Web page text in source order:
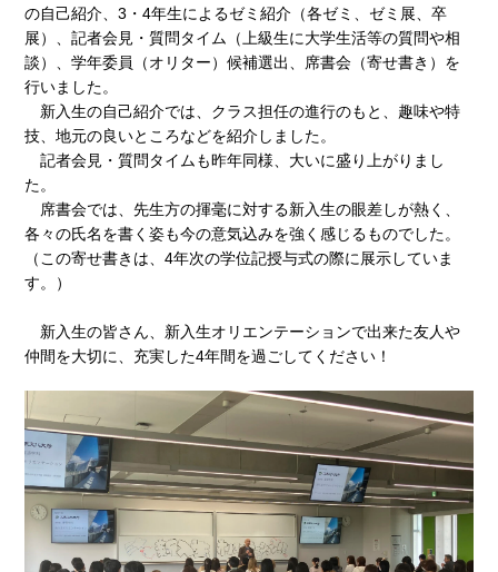
の自己紹介、3・4年生によるゼミ紹介（各ゼミ、ゼミ展、卒
展）、記者会見・質問タイム（上級生に大学生活等の質問や相
談）、学年委員（オリター）候補選出、席書会（寄せ書き）を
行いました。
新入生の自己紹介では、クラス担任の進行のもと、趣味や特
技、地元の良いところなどを紹介しました。
記者会見・質問タイムも昨年同様、大いに盛り上がりまし
た。
席書会では、先生方の揮毫に対する新入生の眼差しが熱く、
各々の氏名を書く姿も今の意気込みを強く感じるものでした。
（この寄せ書きは、4年次の学位記授与式の際に展示していま
す。）
新入生の皆さん、新入生オリエンテーションで出来た友人や
仲間を大切に、充実した4年間を過ごしてください！